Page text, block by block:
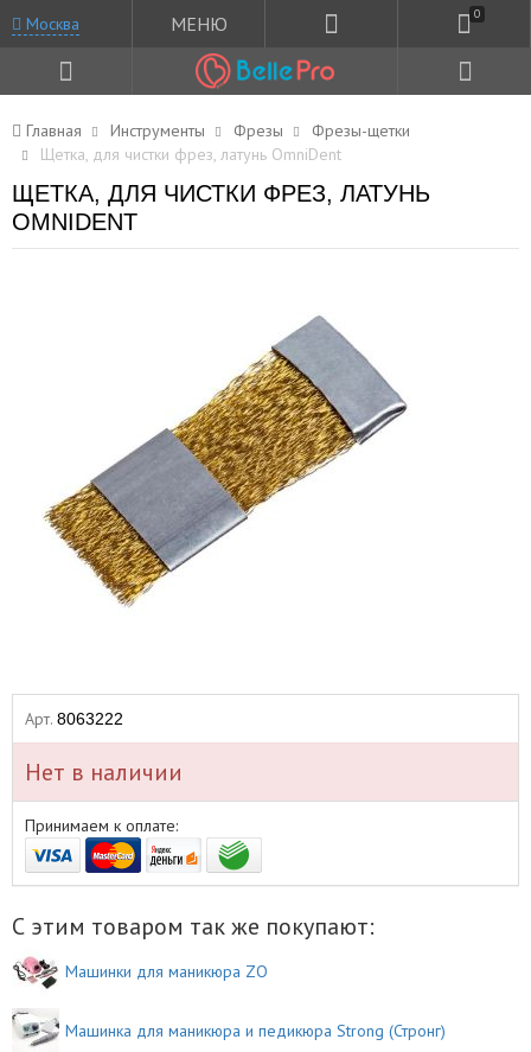
Москва МЕНЮ 0
Главная Инструменты Фрезы
Фрезы-щетки
Щетка, для чистки фрез, латунь OmniDent
ЩЕТКА, ДЛЯ ЧИСТКИ ФРЕЗ, ЛАТУНЬ
OMNIDENT
Арт. 8063222
Нет в наличии
Принимаем к оплате:
С этим товаром так же покупают:
Машинки для маникюра ZO
Машинка для маникюра и педикюра Strong (Стронг)